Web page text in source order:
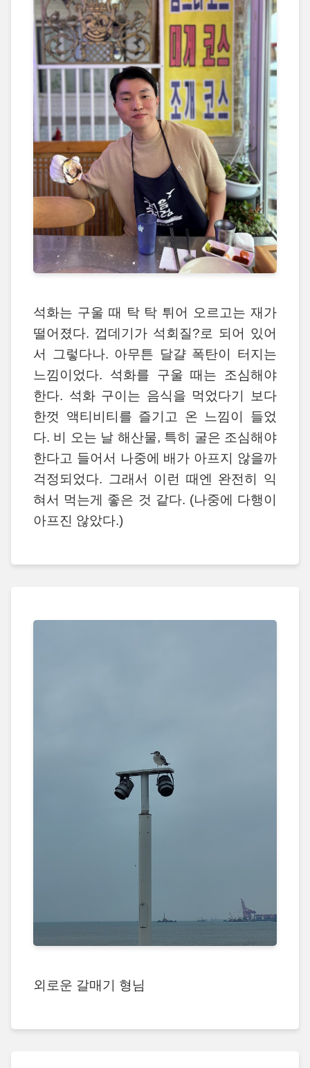
석화는 구울 때 탁 탁 튀어 오르고는 재가
떨어졌다. 껍데기가 석회질?로 되어 있어
서 그렇다나. 아무튼 달걀 폭탄이 터지는
느낌이었다. 석화를 구울 때는 조심해야
한다. 석화 구이는 음식을 먹었다기 보다
한껏 액티비티를 즐기고 온 느낌이 들었
다. 비 오는 날 해산물, 특히 굴은 조심해야
한다고 들어서 나중에 배가 아프지 않을까
걱정되었다. 그래서 이런 때엔 완전히 익
혀서 먹는게 좋은 것 같다. (나중에 다행이
아프진 않았다.)
외로운 갈매기 형님